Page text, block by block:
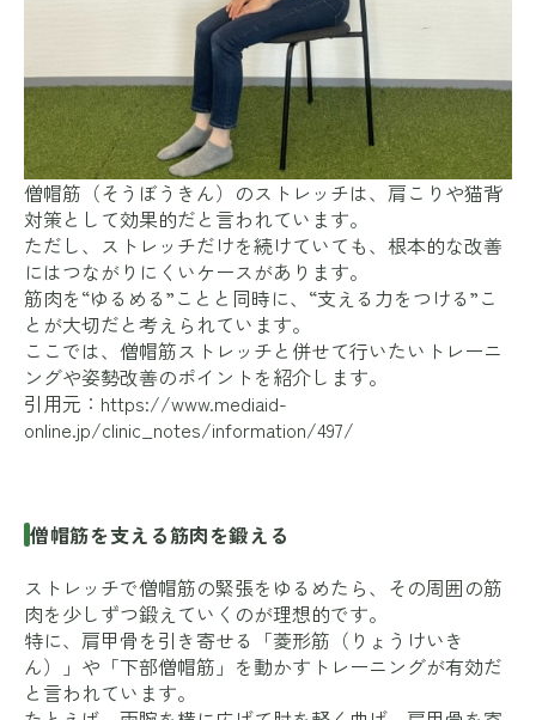
僧帽筋（そうぼうきん）のストレッチは、肩こりや猫背
対策として効果的だと言われています。
ただし、ストレッチだけを続けていても、根本的な改善
にはつながりにくいケースがあります。
筋肉を“ゆるめる”ことと同時に、“支える力をつける”こ
とが大切だと考えられています。
ここでは、僧帽筋ストレッチと併せて行いたいトレーニ
ングや姿勢改善のポイントを紹介します。
引用元： https://www.mediaid-
online.jp/clinic_notes/information/497/
僧帽筋を支える筋肉を鍛える
ストレッチで僧帽筋の緊張をゆるめたら、その周囲の筋
肉を少しずつ鍛えていくのが理想的です。
特に、肩甲骨を引き寄せる「菱形筋（りょうけいき
ん）」や「下部僧帽筋」を動かすトレーニングが有効だ
と言われています。